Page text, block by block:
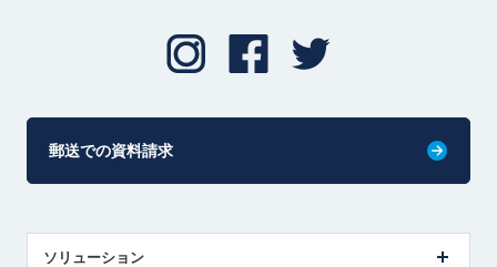
郵送での資料請求
ソリューション